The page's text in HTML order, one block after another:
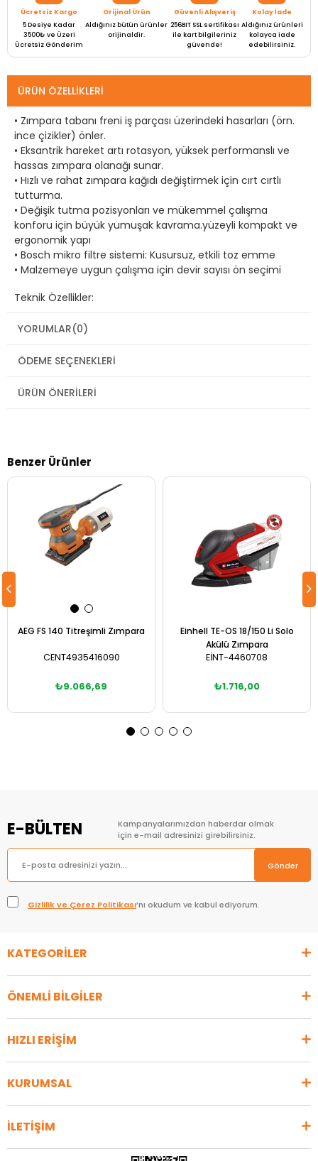
Ücretsiz Kargo
5 Desiye Kadar
3500₺ ve Üzeri
Ücretsiz Gönderim
Orijinal Ürün
Aldığınız bütün ürünler
orijinaldir.
Güvenli Alışveriş
256BIT SSL sertifikası
ile kart bilgileriniz
güvende!
Kolay İade
Aldığınız ürünleri
kolayca iade
edebilirsiniz.
ÜRÜN ÖZELLIKLERI
• Zımpara tabanı freni iş parçası üzerindeki hasarları (örn.
ince çizikler) önler.
• Eksantrik hareket artı rotasyon, yüksek performanslı ve
hassas zımpara olanağı sunar.
• Hızlı ve rahat zımpara kağıdı değiştirmek için cırt cırtlı
tutturma.
• Değişik tutma pozisyonları ve mükemmel çalışma
konforu için büyük yumuşak kavrama.yüzeyli kompakt ve
ergonomik yapı
• Bosch mikro filtre sistemi: Kusursuz, etkili toz emme
• Malzemeye uygun çalışma için devir sayısı ön seçimi
Teknik Özellikler:
YORUMLAR(0)
ÖDEME SEÇENEKLERI
ÜRÜN ÖNERILERI
Benzer Ürünler
AEG FS 140 Titreşimli Zımpara
CENT4935416090
₺9.066,69
Einhell TE-OS 18/150 Li Solo
Akülü Zımpara
EİNT-4460708
₺1.716,00
E-BÜLTEN
Kampanyalarımızdan haberdar olmak
için e-mail adresinizi girebilirsiniz.
Gönder
Gizlilik ve Çerez Politikası’nı okudum ve kabul ediyorum.
KATEGORİLER
ÖNEMLİ BİLGİLER
HIZLI ERİŞİM
KURUMSAL
İLETİŞİM